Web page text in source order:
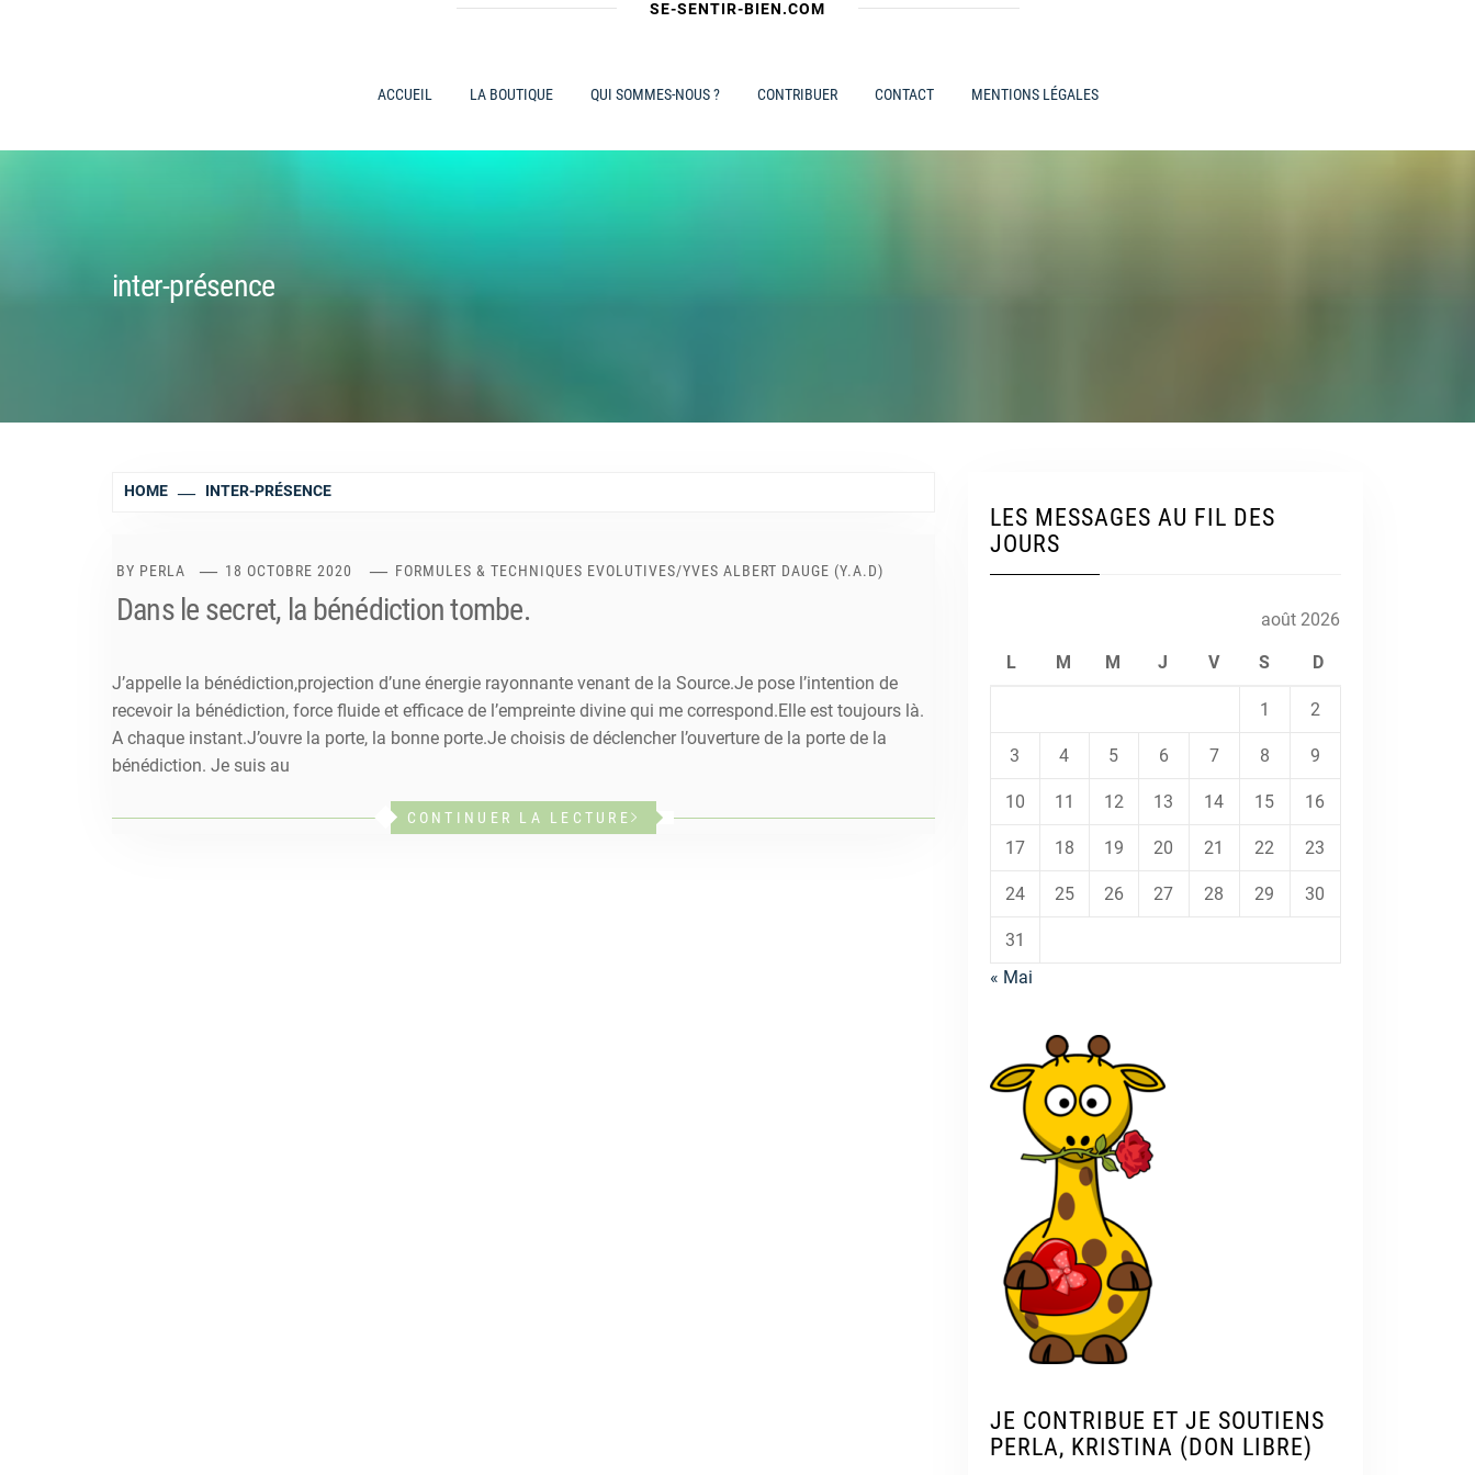
SE-SENTIR-BIEN.COM
ACCUEIL LA BOUTIQUE QUI SOMMES-NOUS ? CONTRIBUER CONTACT MENTIONS LÉGALES
inter-présence
HOME INTER-PRÉSENCE
BY PERLA 18 OCTOBRE 2020 FORMULES & TECHNIQUES EVOLUTIVES/YVES ALBERT DAUGE (Y.A.D)
Dans le secret, la bénédiction tombe.
J’appelle la bénédiction,projection d’une énergie rayonnante venant de la Source.Je pose l’intention de
recevoir la bénédiction, force fluide et efficace de l’empreinte divine qui me correspond.Elle est toujours là.
A chaque instant.J’ouvre la porte, la bonne porte.Je choisis de déclencher l’ouverture de la porte de la
bénédiction. Je suis au
CONTINUER LA LECTURE
LES MESSAGES AU FIL DES
JOURS
août 2026
L M M J V S D
1 2
3 4 5 6 7 8 9
10 11 12 13 14 15 16
17 18 19 20 21 22 23
24 25 26 27 28 29 30
31
« Mai
JE CONTRIBUE ET JE SOUTIENS
PERLA, KRISTINA (DON LIBRE)